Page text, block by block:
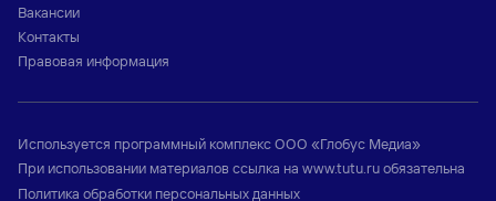
Вакансии
Контакты
Правовая информация
Используется программный комплексООО «Глобус Медиа»
При использовании материалов ссылка на www.tutu.ruобязательна
Политика обработки персональных данных